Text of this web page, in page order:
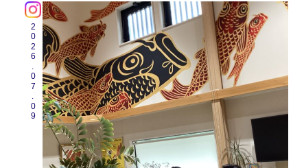
2026.07.09